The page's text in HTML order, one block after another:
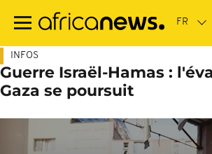
contenu
INFOS
Guerre Israël-Hamas :
Gaza se poursuit